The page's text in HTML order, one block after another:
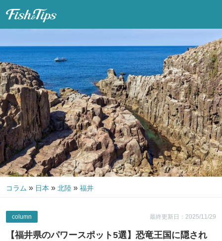
コラム » 日本 » 北陸 » 福井
最終更新日：2025/11/29
column
【福井県のパワースポット5選】恐竜王国に隠され